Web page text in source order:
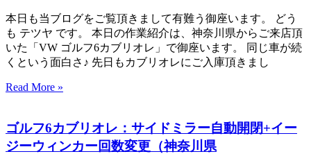
本日も当ブログをご覧頂きまして有難う御座います。 どう
も テツヤ です。 本日の作業紹介は、神奈川県からご来店頂
いた「VW ゴルフ6カブリオレ」で御座います。 同じ車が続
くという面白さ♪ 先日もカブリオレにご入庫頂きまし
Read More »
ゴルフ6カブリオレ：サイドミラー自動開閉+イー
ジーウィンカー回数変更（神奈川県